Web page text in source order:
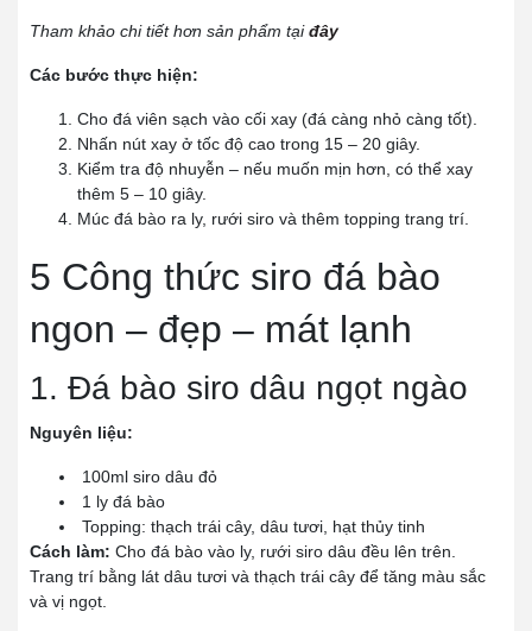
Tham khảo chi tiết hơn sản phẩm tạiđây
Các bước thực hiện:
Cho đá viên sạch vào cối xay (đá càng nhỏ càng tốt).
Nhấn nút xay ở tốc độ cao trong 15 – 20 giây.
Kiểm tra độ nhuyễn – nếu muốn mịn hơn, có thể xay
thêm 5 – 10 giây.
Múc đá bào ra ly, rưới siro và thêm topping trang trí.
5 Công thức siro đá bào
ngon – đẹp – mát lạnh
1. Đá bào siro dâu ngọt ngào
Nguyên liệu:
100ml siro dâu đỏ
1 ly đá bào
Topping: thạch trái cây, dâu tươi, hạt thủy tinh
Cách làm: Cho đá bào vào ly, rưới siro dâu đều lên trên.
Trang trí bằng lát dâu tươi và thạch trái cây để tăng màu sắc
và vị ngọt.